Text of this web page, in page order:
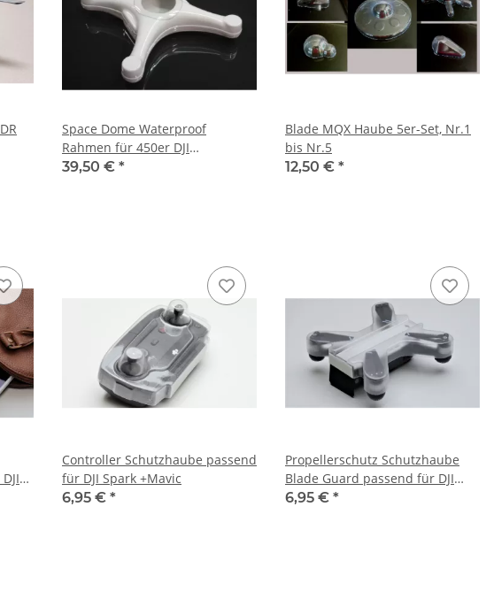
Space Dome Waterproof
Rahmen für 450er DJI
Flamewheel Copter
39,50 € *
Blade MQX Haube 5er-Set, Nr.1
bis Nr.5
12,50 € *
Controller Schutzhaube passend
für DJI Spark +Mavic
6,95 € *
Propellerschutz Schutzhaube
Blade Guard passend für DJI
SPARK
6,95 € *